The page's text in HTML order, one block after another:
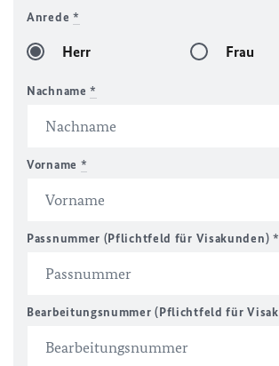
Anrede *
Herr Frau
Nachname*
Vorname *
Passnummer (Pflichtfeld für Visakunden) *
Bearbeitungsnummer (Pflichtfeld für